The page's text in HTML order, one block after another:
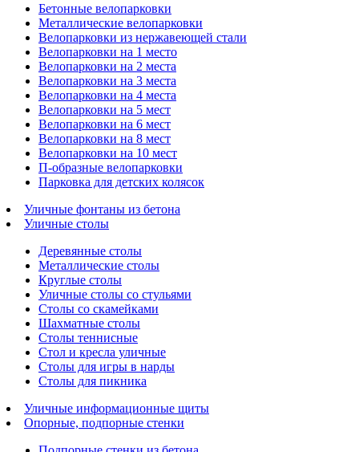
Бетонные велопарковки
Металлические велопарковки
Велопарковки из нержавеющей стали
Велопарковки на 1 место
Велопарковки на 2 места
Велопарковки на 3 места
Велопарковки на 4 места
Велопарковки на 5 мест
Велопарковки на 6 мест
Велопарковки на 8 мест
Велопарковки на 10 мест
П-образные велопарковки
Парковка для детских колясок
Уличные фонтаны из бетона
Уличные столы
Деревянные столы
Металлические столы
Круглые столы
Уличные столы со стульями
Столы со скамейками
Шахматные столы
Cтолы теннисные
Стол и кресла уличные
Столы для игры в нарды
Столы для пикника
Уличные информационные щиты
Опорные, подпорные стенки